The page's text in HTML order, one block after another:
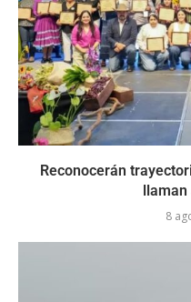
Reconocerán
8